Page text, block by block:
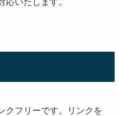
クフリーです。リンクを